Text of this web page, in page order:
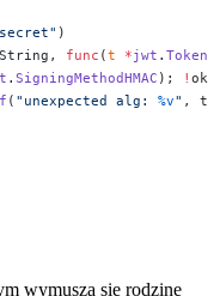
)
func (t *jwt . Token
. SigningMethodHMAC ); ! ok
( "unexpected alg: %v" ,
wymusza się rodzinę